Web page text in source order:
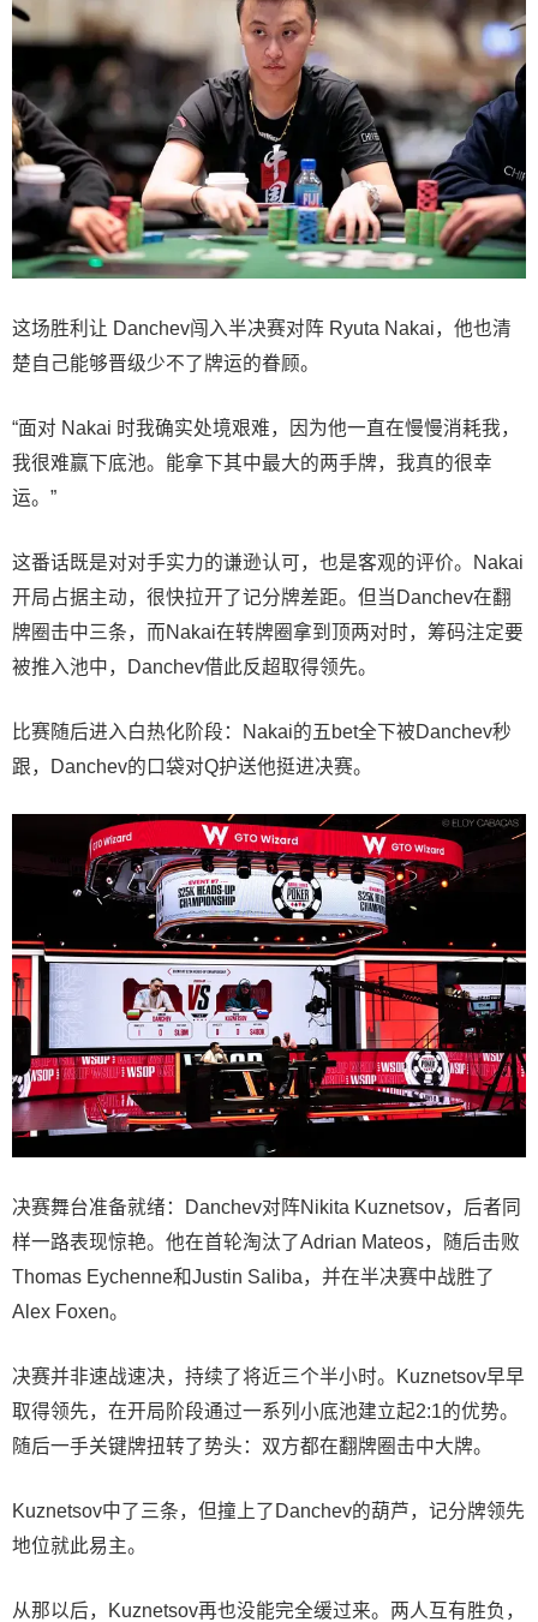
这场胜利让 Danchev闯入半决赛对阵 Ryuta Nakai，他也清
楚自己能够晋级少不了牌运的眷顾。
“面对 Nakai 时我确实处境艰难，因为他一直在慢慢消耗我，
我很难赢下底池。能拿下其中最大的两手牌，我真的很幸
运。”
这番话既是对对手实力的谦逊认可，也是客观的评价。Nakai
开局占据主动，很快拉开了记分牌差距。但当Danchev在翻
牌圈击中三条，而Nakai在转牌圈拿到顶两对时，筹码注定要
被推入池中，Danchev借此反超取得领先。
比赛随后进入白热化阶段：Nakai的五bet全下被Danchev秒
跟，Danchev的口袋对Q护送他挺进决赛。
决赛舞台准备就绪：Danchev对阵Nikita Kuznetsov，后者同
样一路表现惊艳。他在首轮淘汰了Adrian Mateos，随后击败
Thomas Eychenne和Justin Saliba，并在半决赛中战胜了
Alex Foxen。
决赛并非速战速决，持续了将近三个半小时。Kuznetsov早早
取得领先，在开局阶段通过一系列小底池建立起2:1的优势。
随后一手关键牌扭转了势头：双方都在翻牌圈击中大牌。
Kuznetsov中了三条，但撞上了Danchev的葫芦，记分牌领先
地位就此易主。
从那以后，Kuznetsov再也没能完全缓过来。两人互有胜负，